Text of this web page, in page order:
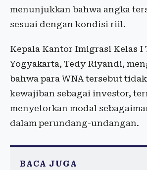
menunjukkan bahwa angka
sesuai dengan kondisi riil.
Kepala Kantor Imigrasi Kelas I
Yogyakarta, Tedy Riyandi,
bahwa para WNA tersebut
kewajiban sebagai investor,
menyetorkan modal
dalam perundang-undangan.
BACA JUGA